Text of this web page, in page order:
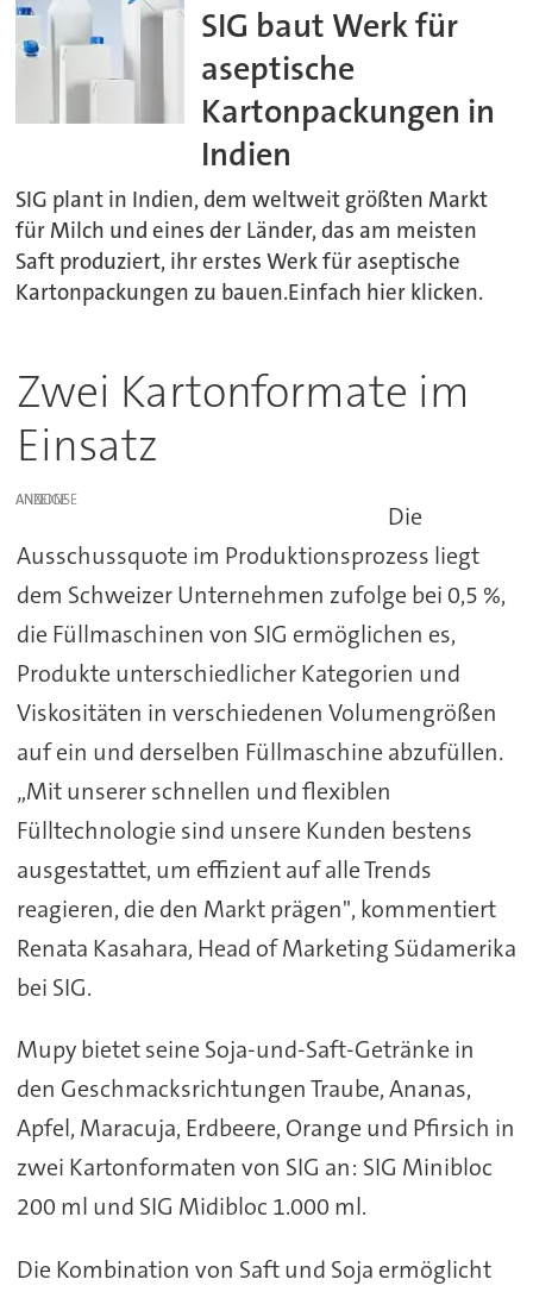
SIG baut Werk für
aseptische
Kartonpackungen in
Indien
SIG plant in Indien, dem weltweit größten Markt
für Milch und eines der Länder, das am meisten
Saft produziert, ihr erstes Werk für aseptische
Kartonpackungen zu bauen.Einfach hier klicken.
Zwei Kartonformate im
Einsatz
ANZEIGE
Die
Ausschussquote im Produktionsprozess liegt
dem Schweizer Unternehmen zufolge bei 0,5 %,
die Füllmaschinen von SIG ermöglichen es,
Produkte unterschiedlicher Kategorien und
Viskositäten in verschiedenen Volumengrößen
auf ein und derselben Füllmaschine abzufüllen.
„Mit unserer schnellen und flexiblen
Fülltechnologie sind unsere Kunden bestens
ausgestattet, um effizient auf alle Trends
reagieren, die den Markt prägen", kommentiert
Renata Kasahara, Head of Marketing Südamerika
bei SIG.
Mupy bietet seine Soja-und-Saft-Getränke in
den Geschmacksrichtungen Traube, Ananas,
Apfel, Maracuja, Erdbeere, Orange und Pfirsich in
zwei Kartonformaten von SIG an: SIG Minibloc
200 ml und SIG Midibloc 1.000 ml.
Die Kombination von Saft und Soja ermöglicht